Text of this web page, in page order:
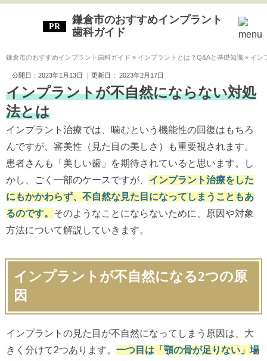
鎌倉市のおすすめインプラント
歯科ガイド
鎌倉市のおすすめインプラント歯科ガイド » インプラントとは？Q&Aと基礎知識 » イン
公開日： 2023年1月13日 ｜更新日： 2023年2月17日
インプラントが不自然にならない対処
法とは
インプラント治療では、噛むという機能性の回復はもちろ
んですが、審美性（見た目の美しさ）も重要視されます。
患者さんも「美しい歯」を期待されていると思います。し
かし、ごく一部のケースですが、 インプラント治療をした
にもかかわらず、不自然な見た目になってしまうこともあ
るのです。 そのようなことにならないために、原因や対象
方法について解説していきます。
インプラントが不自然になる2つの原
因
インプラントの見た目が不自然になってしまう原因は、大
きく分けて2つあります。 一つ目は「顎の骨が足りない」場